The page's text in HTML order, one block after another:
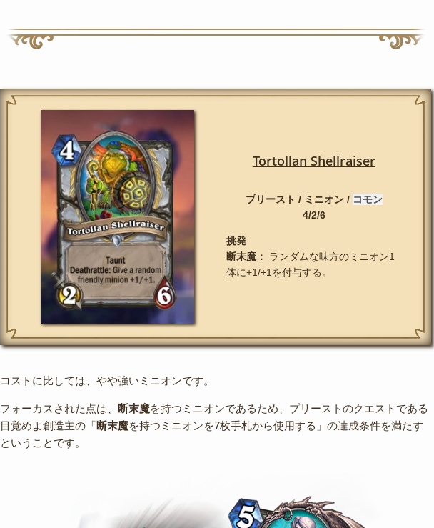
Tortollan Shellraiser
プリースト / ミニオン / コモン
4/2/6
挑発
断末魔：
ランダムな味方のミニオン1
体に+1/+1を付与する。
コストに比しては、やや強いミニオンです。
フォーカスされた点は、 断末魔を持つミニオンであるため、プリーストのクエストである
目覚めよ創造主の「断末魔を持つミニオンを7枚手札から使用する」の達成条件を満たす
ということです。